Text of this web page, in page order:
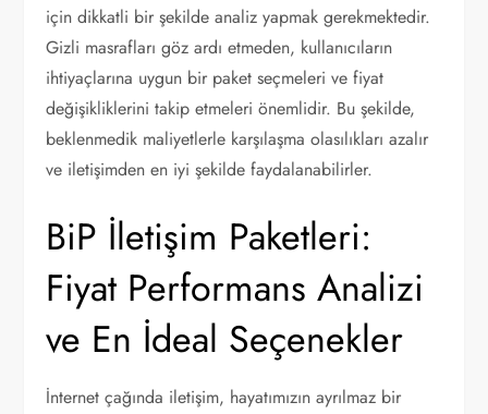
için dikkatli bir şekilde analiz yapmak gerekmektedir.
Gizli masrafları göz ardı etmeden, kullanıcıların
ihtiyaçlarına uygun bir paket seçmeleri ve fiyat
değişikliklerini takip etmeleri önemlidir. Bu şekilde,
beklenmedik maliyetlerle karşılaşma olasılıkları azalır
ve iletişimden en iyi şekilde faydalanabilirler.
BiP İletişim Paketleri:
Fiyat Performans Analizi
ve En İdeal Seçenekler
İnternet çağında iletişim, hayatımızın ayrılmaz bir